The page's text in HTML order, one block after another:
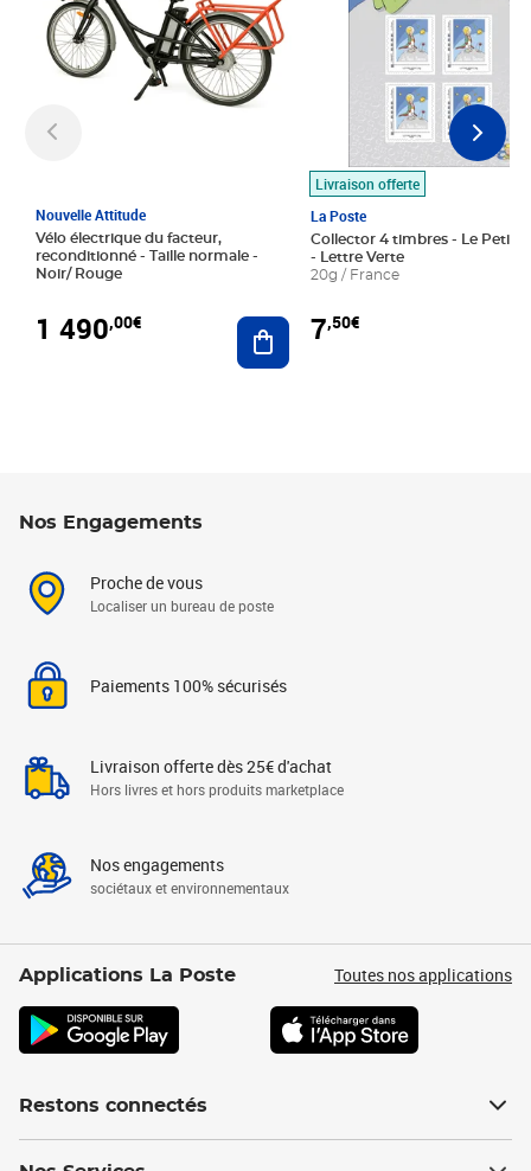
Nouvelle Attitude
Vélo électrique du facteur,
reconditionné - Taille normale -
Noir/ Rouge
1 490,00€ Ajouter au panier
Livraison offerte
La Poste
Collector 4 timbres - Le Petit
- Lettre Verte
20g / France
7,50€
Nos Engagements
Proche de vous
Localiser un bureau de poste
Paiements 100% sécurisés
Livraison offerte dès 25€ d'achat
Hors livres et hors produits marketplace
Nos engagements
sociétaux et environnementaux
Applications La Poste Toutes nos applications
Restons connectés